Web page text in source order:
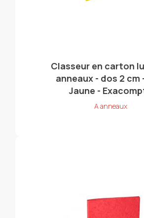
Classeur en carton
anneaux - dos 2 cm
Jaune -
A anneaux